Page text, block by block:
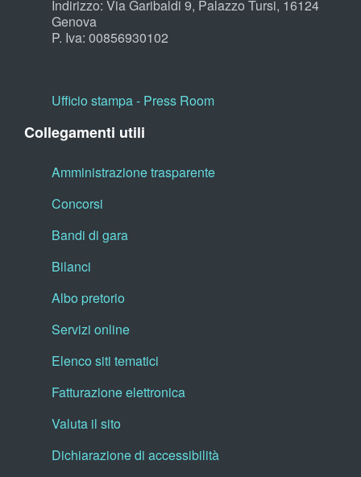
Indirizzo: Via Garibaldi 9, Palazzo Tursi, 16124
Genova
P. Iva: 00856930102
Ufficio stampa - Press Room
Collegamenti utili
Amministrazione trasparente
Concorsi
Bandi di gara
Bilanci
Albo pretorio
Servizi online
Elenco siti tematici
Fatturazione elettronica
Valuta il sito
Dichiarazione di accessibilità